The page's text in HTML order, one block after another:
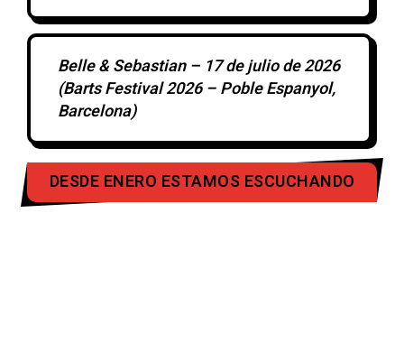
Belle & Sebastian – 17 de julio de 2026
(Barts Festival 2026 – Poble Espanyol,
Barcelona)
DESDE ENERO ESTAMOS ESCUCHANDO